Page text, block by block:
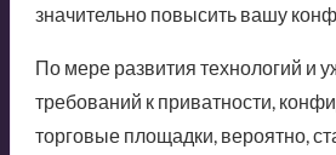
значительно повысить вашу
По мере развития технологий и
требований к приватности,
торговые площадки, вероятно,